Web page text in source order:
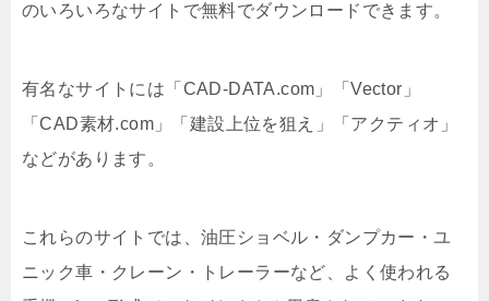
のいろいろなサイトで無料でダウンロードできます。
有名なサイトには「CAD-DATA.com」「Vector」
「CAD素材.com」「建設上位を狙え」「アクティオ」
などがあります。
これらのサイトでは、油圧ショベル・ダンプカー・ユ
ニック車・クレーン・トレーラーなど、よく使われる